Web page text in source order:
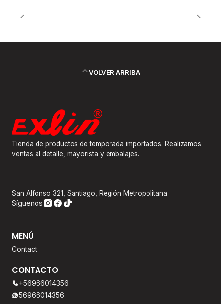
VOLVER ARRIBA
Tienda de productos de temporada importados. Realizamos
ventas al detalle, mayorista y embalajes.
San Alfonso 321, Santiago, Región Metropolitana
Síguenos
MENÚ
Contact
CONTACTO
+56966014356
56966014356